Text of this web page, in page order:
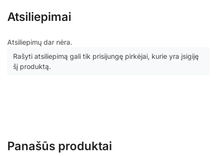
Atsiliepimai
Atsiliepimų dar nėra.
Rašyti atsiliepimą gali tik prisijungę pirkėjai, kurie yra įsigiję
šį produktą.
Panašūs produktai